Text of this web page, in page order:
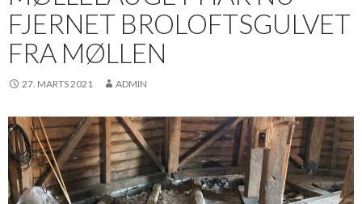
FJERNET BROLOFTSGULVET
FRA MØLLEN
27. MARTS 2021 ADMIN